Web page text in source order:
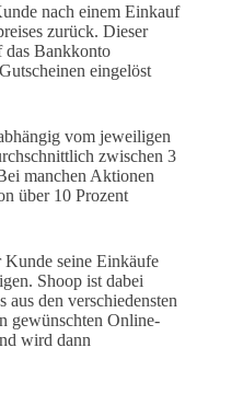
nach einem Einkauf
zurück. Dieser
das Bankkonto
eingelöst
vom jeweiligen
zwischen 3
manchen Aktionen
über 10 Prozent
Kunde seine Einkäufe
Shoop ist dabei
den verschiedensten
gewünschten Online-
wird dann